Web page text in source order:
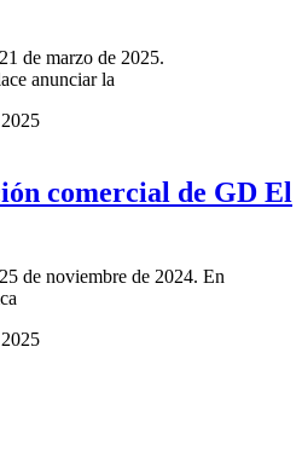
de marzo de 2025.
anunciar la
comercial de GD El
de noviembre de 2024. En